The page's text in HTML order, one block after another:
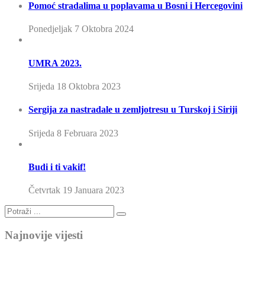
Pomoć stradalima u poplavama u Bosni i Hercegovini
Ponedjeljak 7 Oktobra 2024
UMRA 2023.
Srijeda 18 Oktobra 2023
Sergija za nastradale u zemljotresu u Turskoj i Siriji
Srijeda 8 Februara 2023
Budi i ti vakif!
Četvrtak 19 Januara 2023
Najnovije vijesti